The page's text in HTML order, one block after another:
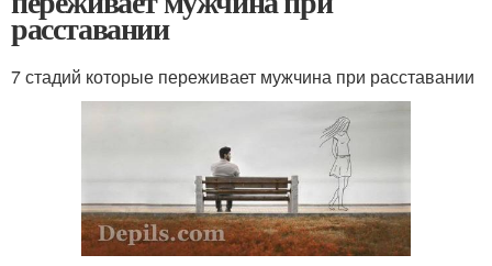
расставании
7 стадий которые переживает мужчина при расставании